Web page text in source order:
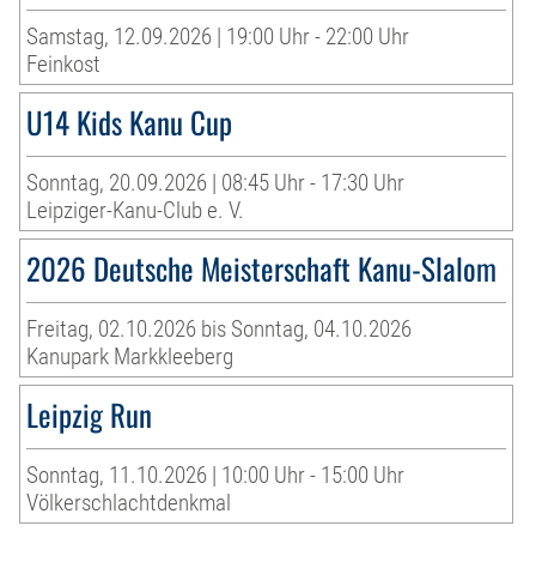
Samstag, 12.09.2026 | 19:00 Uhr - 22:00 Uhr
Feinkost
U14 Kids Kanu Cup
Sonntag, 20.09.2026 | 08:45 Uhr - 17:30 Uhr
Leipziger-Kanu-Club e. V.
2026 Deutsche Meisterschaft Kanu-Slalom
Freitag, 02.10.2026 bis Sonntag, 04.10.2026
Kanupark Markkleeberg
Leipzig Run
Sonntag, 11.10.2026 | 10:00 Uhr - 15:00 Uhr
Völkerschlachtdenkmal